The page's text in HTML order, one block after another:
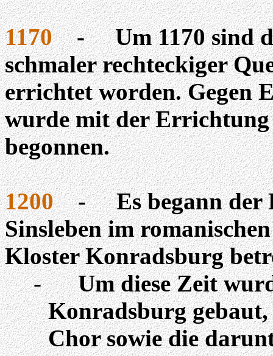
1170 -
Um 1170 sind
schmaler rechteckiger
errichtet worden. Gegen
wurde mit der
begonnen.
1200 -
Es begann
Sinsleben im
Kloster Konradsburg
-
Um diese Zeit
Konradsburg
Chor sowie die